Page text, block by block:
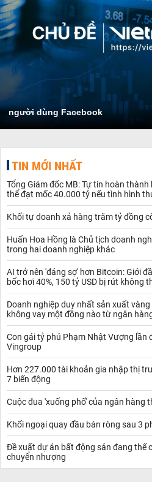
người dùng Facebook
TIN MỚI NHẤT
Tổng Giám đốc MB: Tự tin hoàn
thể đạt mốc 40.000 tỷ nếu tình hình
Khối tự doanh xả hàng trăm tỷ đồng
Huấn Hoa Hồng là Chủ tịch doanh
trong hai doanh nghiệp khác
AI trở nên 'đáng sợ' hơn Bitcoin: Giới
bốc hơi 40%, 150 tỷ USD bị rút không
Doanh nghiệp duy nhất sản xuất
không vay một đồng nào từ ngân
Con gái tỷ phú Phạm Nhật Vượng lần
Vingroup
Hơn 227.000 tài khoản gia nhập thị
7 biến động
Cuộc đua 'xuống phố' của ngân hàng
Khối ngoại quay đầu bán ròng sau 3
Đề xuất dự án bất động sản đang thế
chuyển nhượng